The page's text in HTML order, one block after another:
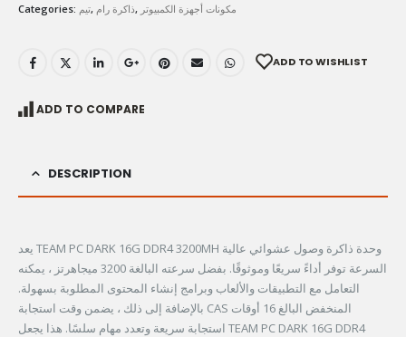
Categories: تيم, ذاكرة رام, مكونات أجهزة الكمبيوتر
ADD TO WISHLIST
ADD TO COMPARE
DESCRIPTION
يعد TEAM PC DARK 16G DDR4 3200MH وحدة ذاكرة وصول عشوائي عالية
السرعة توفر أداءً سريعًا وموثوقًا. بفضل سرعته البالغة 3200 ميجاهرتز ، يمكنه
التعامل مع التطبيقات والألعاب وبرامج إنشاء المحتوى المطلوبة بسهولة.
بالإضافة إلى ذلك ، يضمن وقت استجابة CAS المنخفض البالغ 16 أوقات
استجابة سريعة وتعدد مهام سلسًا. هذا يجعل TEAM PC DARK 16G DDR4